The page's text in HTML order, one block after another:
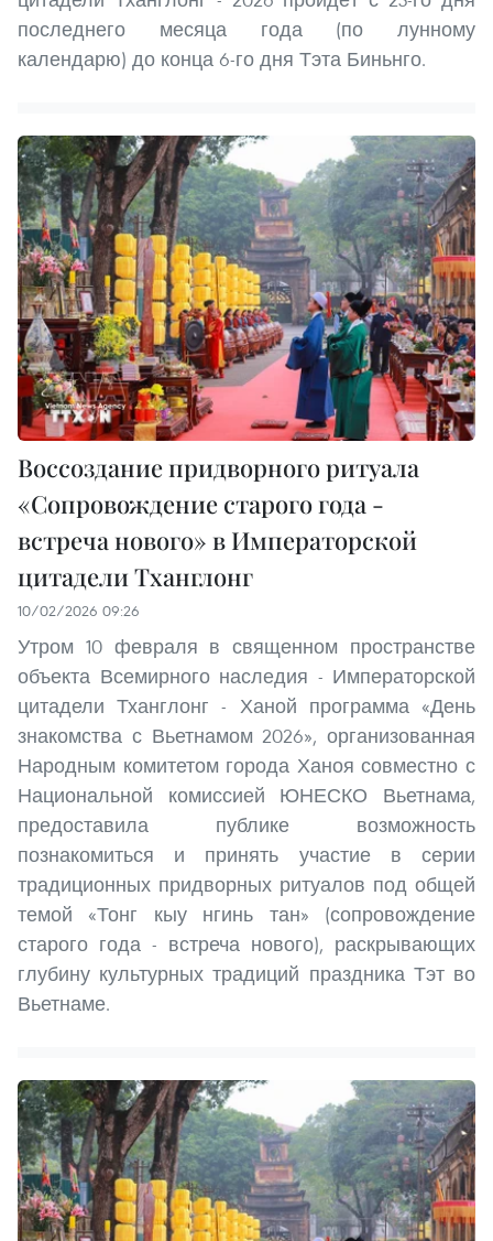
последнего месяца года (по лунному
календарю) до конца 6-го дня Тэта Биньнго.
Воссоздание придворного ритуала
«Сопровождение старого года -
встреча нового» в Императорской
цитадели Тханглонг
10/02/2026 09:26
Утром 10 февраля в священном пространстве
объекта Всемирного наследия - Императорской
цитадели Тханглонг - Ханой программа «День
знакомства с Вьетнамом 2026», организованная
Народным комитетом города Ханоя совместно с
Национальной комиссией ЮНЕСКО Вьетнама,
предоставила публике возможность
познакомиться и принять участие в серии
традиционных придворных ритуалов под общей
темой «Тонг кыу нгинь тан» (сопровождение
старого года - встреча нового), раскрывающих
глубину культурных традиций праздника Тэт во
Вьетнаме.